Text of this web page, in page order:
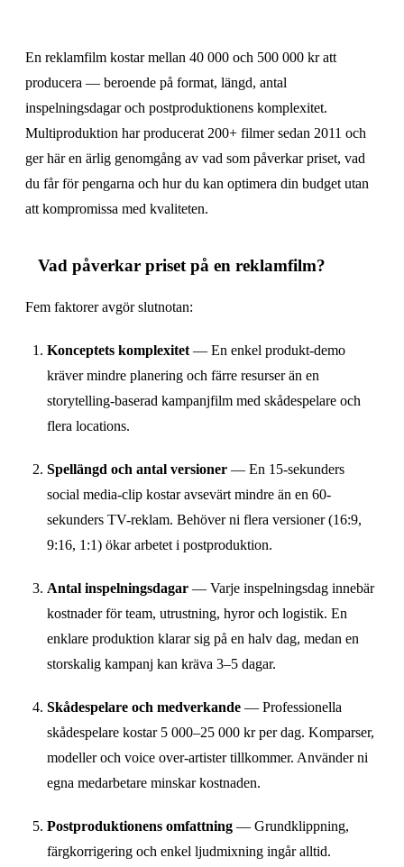
En reklamfilm kostar mellan 40 000 och 500 000 kr att
producera — beroende på format, längd, antal
inspelningsdagar och postproduktionens komplexitet.
Multiproduktion har producerat 200+ filmer sedan 2011 och
ger här en ärlig genomgång av vad som påverkar priset, vad
du får för pengarna och hur du kan optimera din budget utan
att kompromissa med kvaliteten.
Vad påverkar priset på en reklamfilm?
Fem faktorer avgör slutnotan:
Konceptets komplexitet — En enkel produkt-demo
kräver mindre planering och färre resurser än en
storytelling-baserad kampanjfilm med skådespelare och
flera locations.
Spellängd och antal versioner — En 15-sekunders
social media-clip kostar avsevärt mindre än en 60-
sekunders TV-reklam. Behöver ni flera versioner (16:9,
9:16, 1:1) ökar arbetet i postproduktion.
Antal inspelningsdagar — Varje inspelningsdag innebär
kostnader för team, utrustning, hyror och logistik. En
enklare produktion klarar sig på en halv dag, medan en
storskalig kampanj kan kräva 3–5 dagar.
Skådespelare och medverkande — Professionella
skådespelare kostar 5 000–25 000 kr per dag. Komparser,
modeller och voice over-artister tillkommer. Använder ni
egna medarbetare minskar kostnaden.
Postproduktionens omfattning — Grundklippning,
färgkorrigering och enkel ljud­mixning ingår alltid.